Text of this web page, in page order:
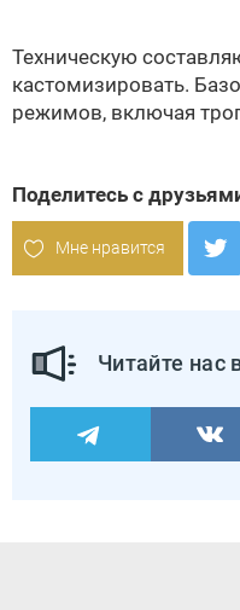
Техническую
кастомизировать.
режимов, включая
Поделитесь с
Мне нравится
Читайте нас